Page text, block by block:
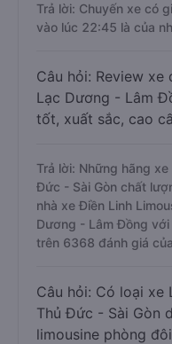
Trả lời: Chuyến xe có
vào lúc 22:45 là của
Câu hỏi: Review
Lạc Dương - Lâm
tốt, xuất sắc, cao
Trả lời: Những hãng
Đức - Sài Gòn chất
nhà xe Điền Linh
Dương - Lâm Đồng
trên 6368 đánh giá
Câu hỏi: Có loại xe
Thủ Đức - Sài Gòn
limousine phòng